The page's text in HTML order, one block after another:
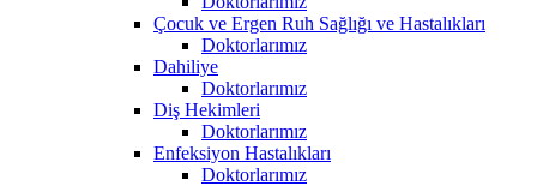
Çocuk ve Ergen Ruh Sağlığı ve Hastalıkları
Doktorlarımız
Dahiliye
Doktorlarımız
Diş Hekimleri
Doktorlarımız
Enfeksiyon Hastalıkları
Doktorlarımız